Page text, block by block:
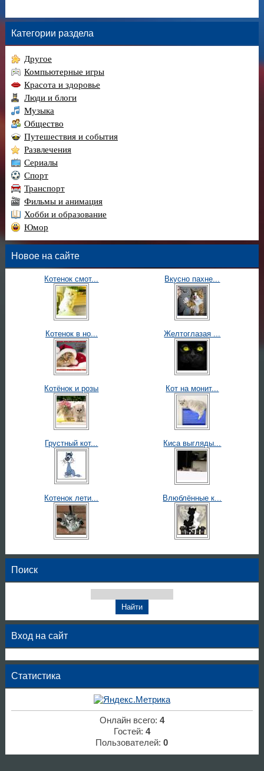
Категории раздела
Другое
Компьютерные игры
Красота и здоровье
Люди и блоги
Музыка
Общество
Путешествия и события
Развлечения
Сериалы
Спорт
Транспорт
Фильмы и анимация
Хобби и образование
Юмор
Новое на сайте
Котенок смот... Вкусно пахне...
Котенок в но... Желтоглазая ...
Котёнок и розы Кот на монит...
Грустный кот... Киса выгляды...
Котенок лети... Влюблённые к...
Поиск
Вход на сайт
Статистика
Онлайн всего: 4
Гостей: 4
Пользователей:0